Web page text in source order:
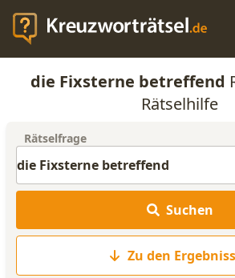
ANAGRAMM-
WORTLISTE
die Fixsterne betreffend
Rätselhilfe
Rätselfrage
Suchen
Zu den